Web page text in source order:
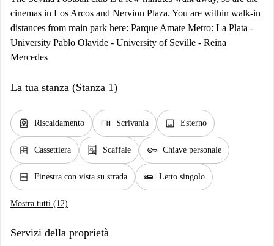
cinemas in Los Arcos and Nervion Plaza. You are within walk-in
distances from main park here: Parque Amate Metro: La Plata -
University Pablo Olavide - University of Seville - Reina
Mercedes
La tua stanza (Stanza 1)
water_heater Riscaldamento desk Scrivania image Esterno
dresser Cassettiera shelves Scaffale key Chiave personale
window_closed Finestra con vista su strada airline_seat_flat Letto singolo
Mostra tutti (12)
Servizi della proprietà